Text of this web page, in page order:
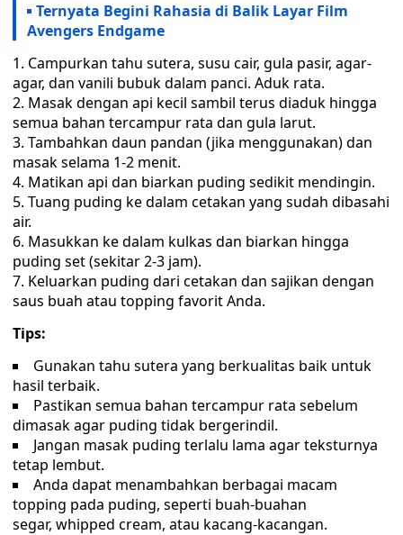
Ternyata Begini Rahasia di Balik Layar Film
Avengers Endgame
Campurkan tahu sutera, susu cair, gula pasir, agar-
agar, dan vanili bubuk dalam panci. Aduk rata.
Masak dengan api kecil sambil terus diaduk hingga
semua bahan tercampur rata dan gula larut.
Tambahkan daun pandan (jika menggunakan) dan
masak selama 1-2 menit.
Matikan api dan biarkan puding sedikit mendingin.
Tuang puding ke dalam cetakan yang sudah dibasahi
air.
Masukkan ke dalam kulkas dan biarkan hingga
puding set (sekitar 2-3 jam).
Keluarkan puding dari cetakan dan sajikan dengan
saus buah atau topping favorit Anda.
Tips:
Gunakan tahu sutera yang berkualitas baik untuk
hasil terbaik.
Pastikan semua bahan tercampur rata sebelum
dimasak agar puding tidak bergerindil.
Jangan masak puding terlalu lama agar teksturnya
tetap lembut.
Anda dapat menambahkan berbagai macam
topping pada puding, seperti buah-buahan
segar, whipped cream, atau kacang-kacangan.